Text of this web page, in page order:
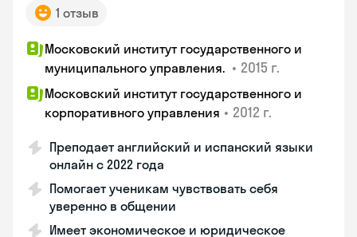
1 отзыв
Московский институт государственного и
муниципального управления. • 2015 г.
Московский институт государственного и
корпоративного управления • 2012 г.
Преподает английский и испанский языки
онлайн с 2022 года
Помогает ученикам чувствовать себя
уверенно в общении
Имеет экономическое и юридическое